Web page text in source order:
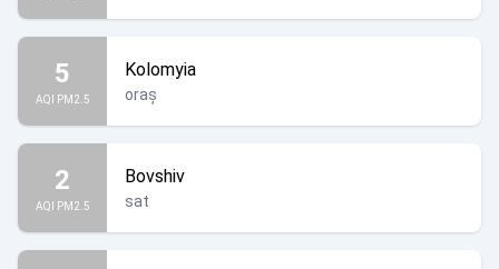
5
AQI PM2.5
Kolomyia
oraș
2
AQI PM2.5
Bovshiv
sat